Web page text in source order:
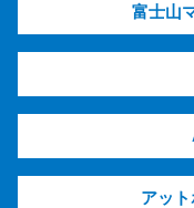
富士山
アッ